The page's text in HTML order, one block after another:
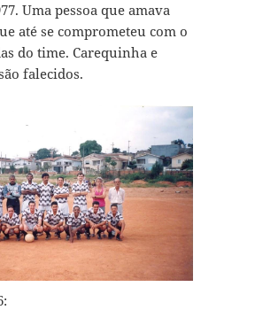
Uma pessoa que amava
até se comprometeu com o
do time. Carequinha e
falecidos.